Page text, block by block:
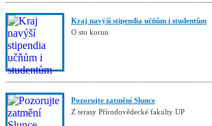
Kraj navýší stipendia učňům i studentům
O sto korun
Pozorujte zatmění Slunce
Z terasy Přírodovědecké fakulty UP